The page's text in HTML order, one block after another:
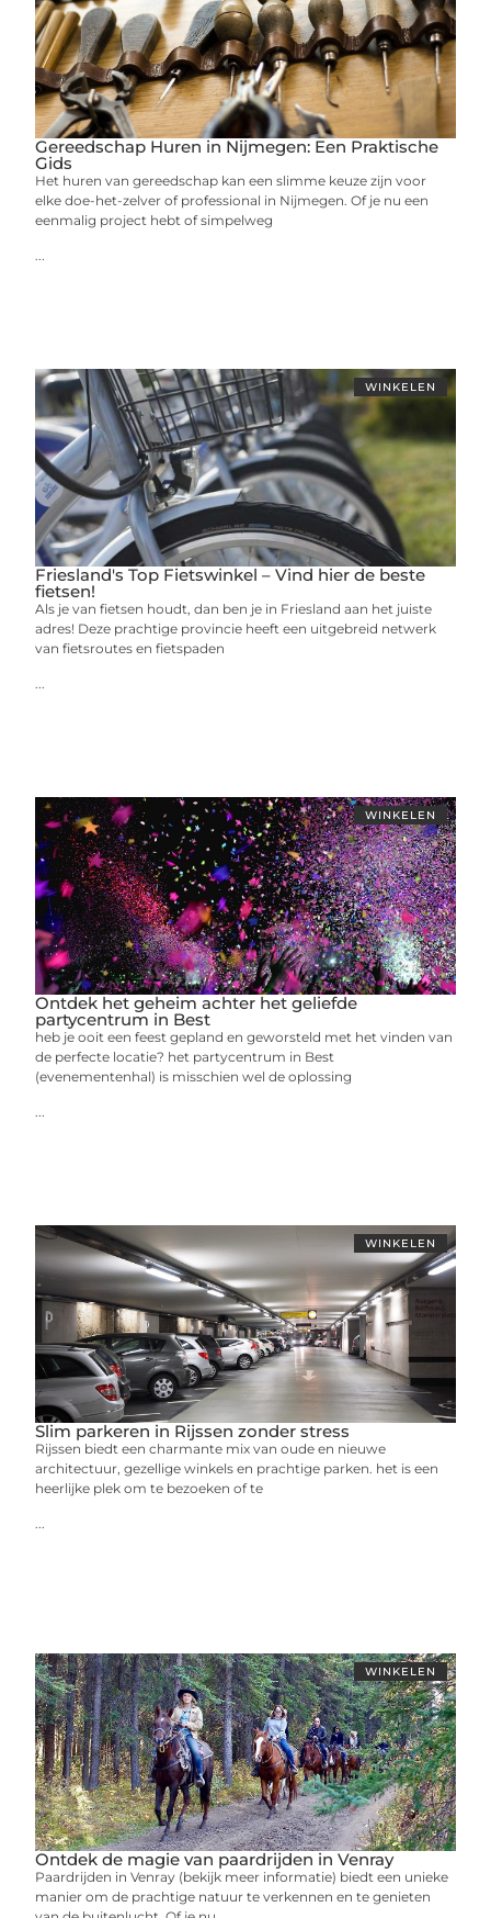
Gereedschap Huren in Nijmegen: Een Praktische
Gids
Het huren van gereedschap kan een slimme keuze zijn voor
elke doe-het-zelver of professional in Nijmegen. Of je nu een
eenmalig project hebt of simpelweg
WINKELEN
Friesland's Top Fietswinkel – Vind hier de beste
fietsen!
Als je van fietsen houdt, dan ben je in Friesland aan het juiste
adres! Deze prachtige provincie heeft een uitgebreid netwerk
van fietsroutes en fietspaden
WINKELEN
Ontdek het geheim achter het geliefde
partycentrum in Best
heb je ooit een feest gepland en geworsteld met het vinden van
de perfecte locatie? het partycentrum in Best
(evenementenhal) is misschien wel de oplossing
WINKELEN
Slim parkeren in Rijssen zonder stress
Rijssen biedt een charmante mix van oude en nieuwe
architectuur, gezellige winkels en prachtige parken. het is een
heerlijke plek om te bezoeken of te
WINKELEN
Ontdek de magie van paardrijden in Venray
Paardrijden in Venray (bekijk meer informatie) biedt een unieke
manier om de prachtige natuur te verkennen en te genieten